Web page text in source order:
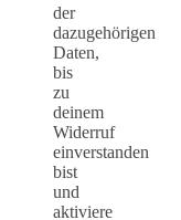
der
dazugehörigen
Daten,
bis
zu
deinem
Widerruf
einverstanden
bist
und
aktiviere